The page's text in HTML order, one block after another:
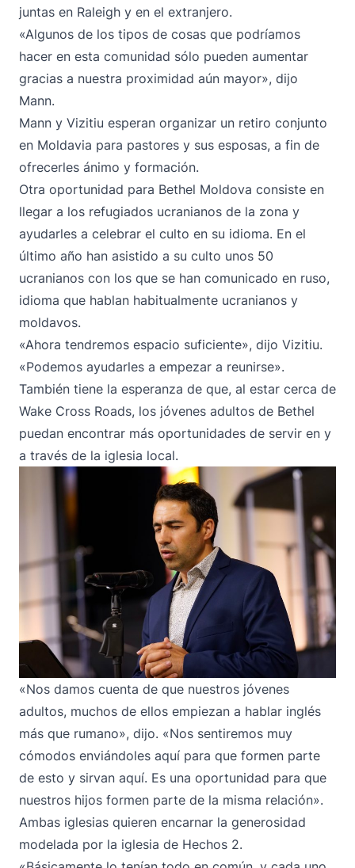
juntas en Raleigh y en el extranjero.
«Algunos de los tipos de cosas que podríamos
hacer en esta comunidad sólo pueden aumentar
gracias a nuestra proximidad aún mayor», dijo
Mann.
Mann y Vizitiu esperan organizar un retiro conjunto
en Moldavia para pastores y sus esposas, a fin de
ofrecerles ánimo y formación.
Otra oportunidad para Bethel Moldova consiste en
llegar a los refugiados ucranianos de la zona y
ayudarles a celebrar el culto en su idioma. En el
último año han asistido a su culto unos 50
ucranianos con los que se han comunicado en ruso,
idioma que hablan habitualmente ucranianos y
moldavos.
«Ahora tendremos espacio suficiente», dijo Vizitiu.
«Podemos ayudarles a empezar a reunirse».
También tiene la esperanza de que, al estar cerca de
Wake Cross Roads, los jóvenes adultos de Bethel
puedan encontrar más oportunidades de servir en y
a través de la iglesia local.
«Nos damos cuenta de que nuestros jóvenes
adultos, muchos de ellos empiezan a hablar inglés
más que rumano», dijo. «Nos sentiremos muy
cómodos enviándoles aquí para que formen parte
de esto y sirvan aquí. Es una oportunidad para que
nuestros hijos formen parte de la misma relación».
Ambas iglesias quieren encarnar la generosidad
modelada por la iglesia de Hechos 2.